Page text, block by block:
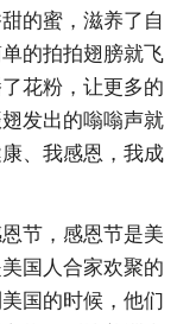
的蜜，滋养了自
的拍拍翅膀就飞
花粉，让更多的
发出的嗡嗡声就
、我感恩，我成
节，感恩节是美
国人合家欢聚的
国的时候，他们